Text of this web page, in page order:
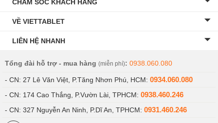
CHĂM SÓC KHÁCH HÀNG
VỀ VIETTABLET
LIÊN HỆ NHANH
Tổng đài hỗ trợ - mua hàng (miễn phí): 0938.060.080
- CN: 27 Lê Văn Việt, P.Tăng Nhơn Phú, HCM: 0934.060.080
- CN: 174 Cao Thắng, P.Vườn Lài, TPHCM: 0938.460.246
- CN: 327 Nguyễn An Ninh, P.Dĩ An, TPHCM: 0931.460.246